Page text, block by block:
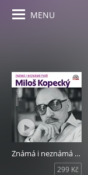
MENU
Známá i neznámá tvář
299 Kč